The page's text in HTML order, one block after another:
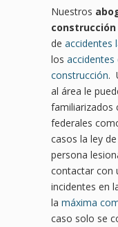
Nuestros
construcción
de accidentes
los
construcción.
al área le
familiarizados
federales
casos la ley
persona
contactar con
incidentes en
la máxima
caso solo se